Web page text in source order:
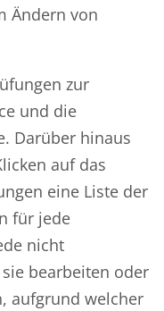
Ändern von
zur
und die
Darüber hinaus
auf das
eine Liste der
für jede
nicht
bearbeiten oder
aufgrund welcher